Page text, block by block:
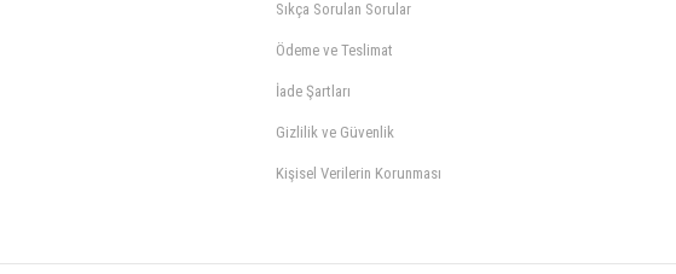
Sıkça Sorulan Sorular
Ödeme ve Teslimat
İade Şartları
Gizlilik ve Güvenlik
Kişisel Verilerin Korunması